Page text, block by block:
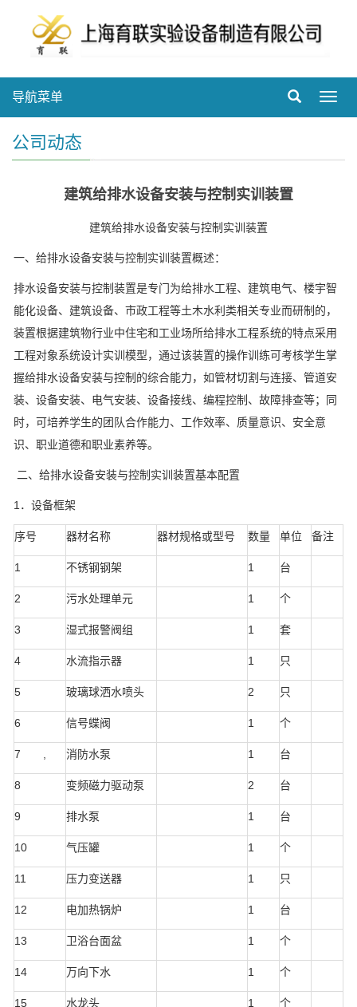
导航菜单
公司动态
建筑给排水设备安装与控制实训装置
建筑给排水设备安装与控制实训装置
一、给排水设备安装与控制实训装置概述：
排水设备安装与控制装置是专门为给排水工程、建筑电气、楼宇智
能化设备、建筑设备、市政工程等土木水利类相关专业而研制的，
装置根据建筑物行业中住宅和工业场所给排水工程系统的特点采用
工程对象系统设计实训模型，通过该装置的操作训练可考核学生掌
握给排水设备安装与控制的综合能力，如管材切割与连接、管道安
装、设备安装、电气安装、设备接线、编程控制、故障排查等；同
时，可培养学生的团队合作能力、工作效率、质量意识、安全意
识、职业道德和职业素养等。
二、给排水设备安装与控制实训装置基本配置
1．设备框架
序号 器材名称 器材规格或型号 数量 单位 备注
1 不锈钢钢架 1 台
2 污水处理单元 1 个
3 湿式报警阀组 1 套
4 水流指示器 1 只
5 玻璃球洒水喷头 2 只
6 信号蝶阀 1 个
7 , 消防水泵 1 台
8 变频磁力驱动泵 2 台
9 排水泵 1 台
10 气压罐 1 个
11 压力变送器 1 只
12 电加热锅炉 1 台
13 卫浴台面盆 1 个
14 万向下水 1 个
15 水龙头 1 个